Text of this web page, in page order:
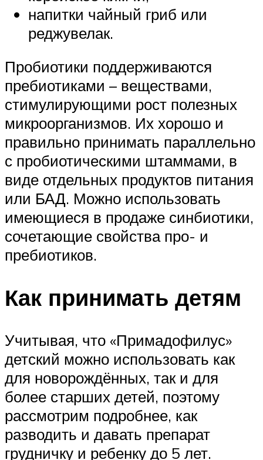
напитки чайный гриб или
реджувелак.
Пробиотики поддерживаются
пребиотиками – веществами,
стимулирующими рост полезных
микроорганизмов. Их хорошо и
правильно принимать параллельно
с пробиотическими штаммами, в
виде отдельных продуктов питания
или БАД. Можно использовать
имеющиеся в продаже синбиотики,
сочетающие свойства про- и
пребиотиков.
Как принимать детям
Учитывая, что «Примадофилус»
детский можно использовать как
для новорождённых, так и для
более старших детей, поэтому
рассмотрим подробнее, как
разводить и давать препарат
грудничку и ребенку до 5 лет.